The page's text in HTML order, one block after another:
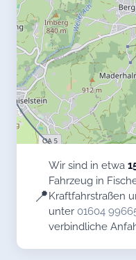
📍
Wir sind in etwa
Fahrzeug in
Kraftfahrstraßen
unter 01604
verbindliche